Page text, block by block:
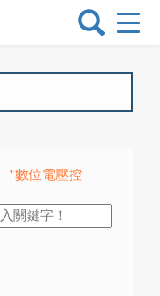
選
換
"數位電壓控